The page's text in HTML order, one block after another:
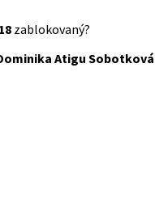
zablokovaný?
Atigu Sobotková